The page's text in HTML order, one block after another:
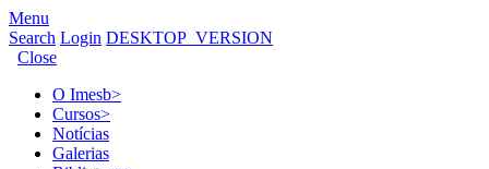
Menu
Search Login DESKTOP_VERSION
Close
O Imesb>
Cursos>
Notícias
Galerias